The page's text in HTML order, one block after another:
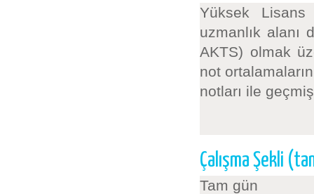
Yüksek
uzmanlık alanı
AKTS) olmak
not
notları ile
Çalışma Şekli
Tam gün